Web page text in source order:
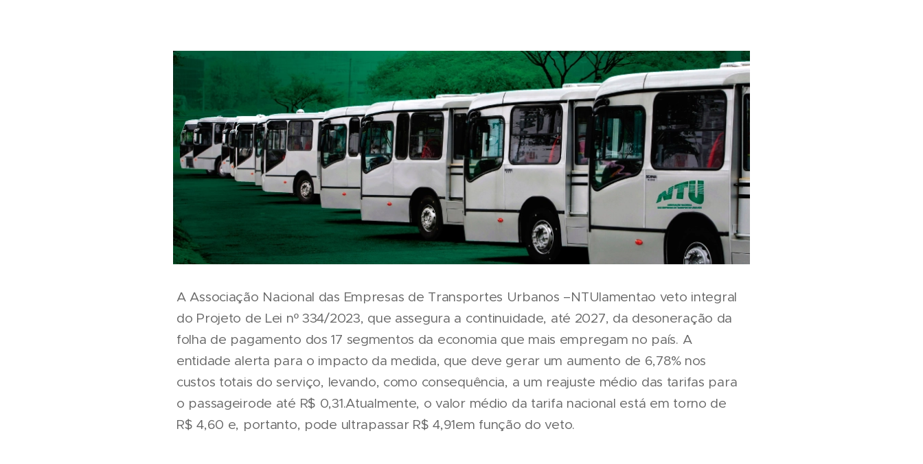
A Associação Nacional das Empresas de Transportes Urbanos –NTUlamentao veto integral
do Projeto de Lei nº 334/2023, que assegura a continuidade, até 2027, da desoneração da
folha de pagamento dos 17 segmentos da economia que mais empregam no país. A
entidade alerta para o impacto da medida, que deve gerar um aumento de 6,78% nos
custos totais do serviço, levando, como consequência, a um reajuste médio das tarifas para
o passageirode até R$ 0,31.Atualmente, o valor médio da tarifa nacional está em torno de
R$ 4,60 e, portanto, pode ultrapassar R$ 4,91em função do veto.